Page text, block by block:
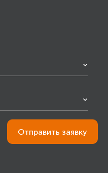
Отправить заявку